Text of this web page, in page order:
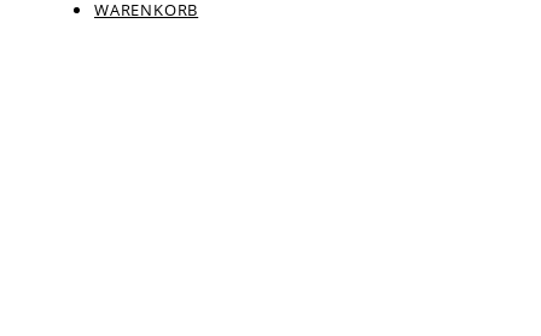
WARENKORB